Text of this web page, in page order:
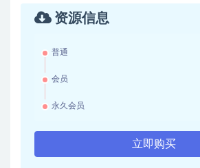
资源信息
普通
会员
永久会员
立即购买